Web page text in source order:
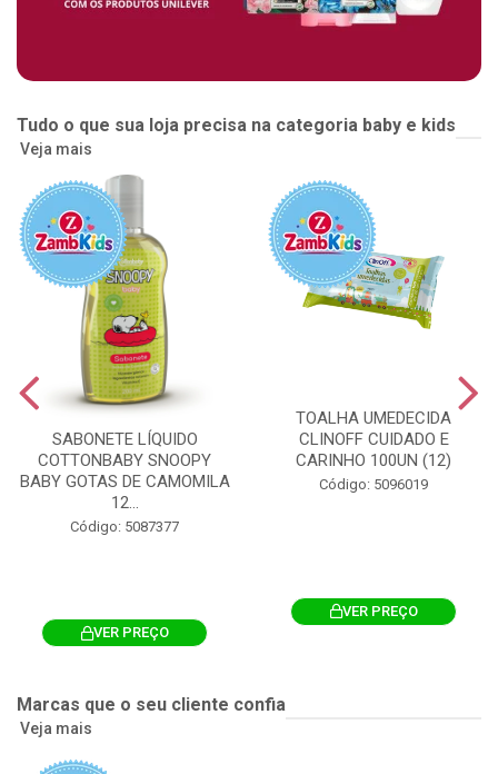
Tudo o que sua loja precisa na categoria baby e kids
Veja mais
SABONETE LÍQUIDO
COTTONBABY SNOOPY
BABY GOTAS DE CAMOMILA
12...
Código: 5087377
VER PREÇO
TOALHA UMEDECIDA
CLINOFF CUIDADO E
CARINHO 100UN (12)
Código: 5096019
VER PREÇO
Marcas que o seu cliente confia
Veja mais